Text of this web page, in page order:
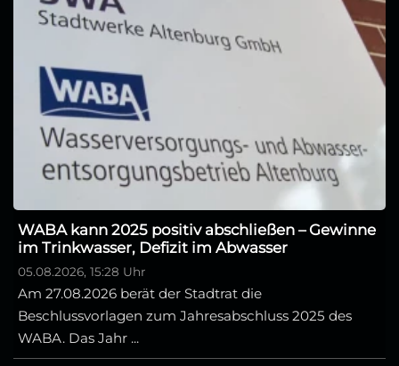
WABA kann 2025 positiv abschließen – Gewinne
im Trinkwasser, Defizit im Abwasser
05.08.2026, 15:28 Uhr
Am 27.08.2026 berät der Stadtrat die
Beschlussvorlagen zum Jahresabschluss 2025 des
WABA. Das Jahr ...